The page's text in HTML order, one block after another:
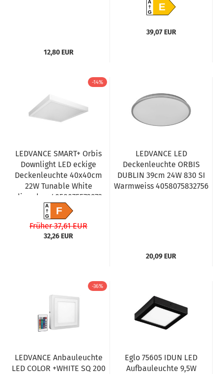
12,80 EUR
A
GE
39,07 EUR
-14%
LEDVANCE SMART+ Orbis
Downlight LED eckige
Deckenleuchte 40x40cm
22W Tunable White
dimmbar 4058075572973
A
GF
Früher 37,61 EUR
32,26 EUR
LEDVANCE LED
Deckenleuchte ORBIS
DUBLIN 39cm 24W 830 SI
Warmweiss 4058075832756
20,09 EUR
-36%
LEDVANCE Anbauleuchte
LED COLOR +WHITE SQ 200
Eglo 75605 IDUN LED
Aufbauleuchte 9,5W